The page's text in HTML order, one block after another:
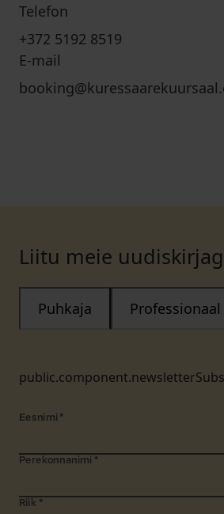
Telefon
+372 5192 8519
E-mail
Liitu meie
Puhkaja Professionaal
Eesnimi *
Perekonnanimi *
Riik *